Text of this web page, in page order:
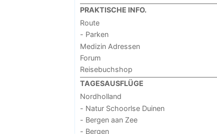
PRAKTISCHE INFO.
Route
- Parken
Medizin Adressen
Forum
Reisebuchshop
TAGESAUSFLÜGE
Nordholland
- Natur Schoorlse Duinen
- Bergen aan Zee
- Bergen